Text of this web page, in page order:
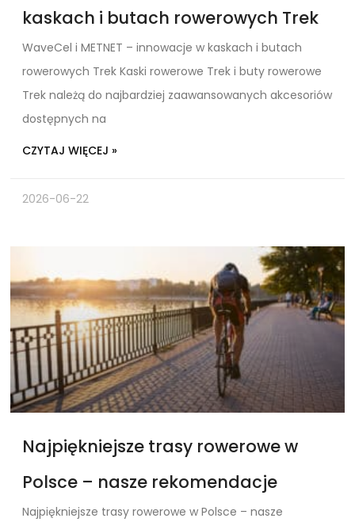
kaskach i butach rowerowych Trek
WaveCel i METNET – innowacje w kaskach i butach
rowerowych Trek Kaski rowerowe Trek i buty rowerowe
Trek należą do najbardziej zaawansowanych akcesoriów
dostępnych na
CZYTAJ WIĘCEJ »
2026-06-22
Najpiękniejsze trasy rowerowe w
Polsce – nasze rekomendacje
Najpiękniejsze trasy rowerowe w Polsce – nasze